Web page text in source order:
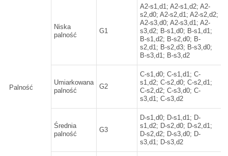
Palność
Niska
palność
G1
A2-s1,d1; A2-s1,d2; A2-
s2,d0; A2-s2,d1; A2-s2,d2;
A2-s3,d0; A2-s3,d1; A2-
s3,d2; B-s1,d0; B-s1,d1;
B-s1,d2; B-s2,d0; B-
s2,d1; B-s2,d3; B-s3,d0;
B-s3,d1; B-s3,d2
Umiarkowana
palność
G2
C-s1,d0; C-s1,d1; C-
s1,d2; C-s2,d0; C-s2,d1;
C-s2,d2; C-s3,d0; C-
s3,d1; C-s3,d2
Średnia
palność
G3
D-s1,d0; D-s1,d1; D-
s1,d2; D-s2,d0; D-s2,d1;
D-s2,d2; D-s3,d0; D-
s3,d1; D-s3,d2